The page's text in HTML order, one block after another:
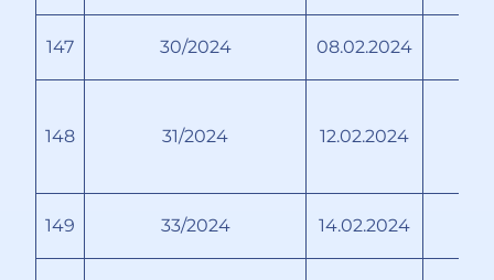
147 30/2024 08.02.2024
148 31/2024 12.02.2024
149 33/2024 14.02.2024